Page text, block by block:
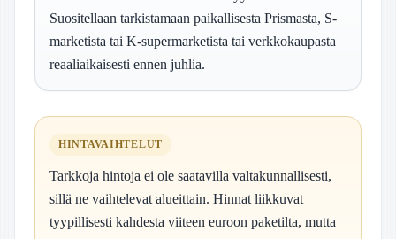
Suositellaan tarkistamaan paikallisesta Prismasta, S-
marketista tai K-supermarketista tai verkkokaupasta
reaaliaikaisesti ennen juhlia.
HINTAVAIHTELUT
Tarkkoja hintoja ei ole saatavilla valtakunnallisesti,
sillä ne vaihtelevat alueittain. Hinnat liikkuvat
tyypillisesti kahdesta viiteen euroon paketilta, mutta